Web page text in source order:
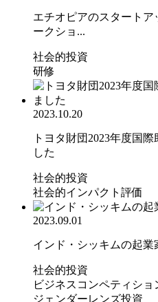
エチオピアのスタート
ークショ...
社会的投資
研修
2023.10.20
トヨタ財団2023年度国
した
社会的投資
社会的インパクト評価
2023.09.01
インド・シッキムの起
社会的投資
ビジネスコンペティショ
ジェンダーレンズ投資